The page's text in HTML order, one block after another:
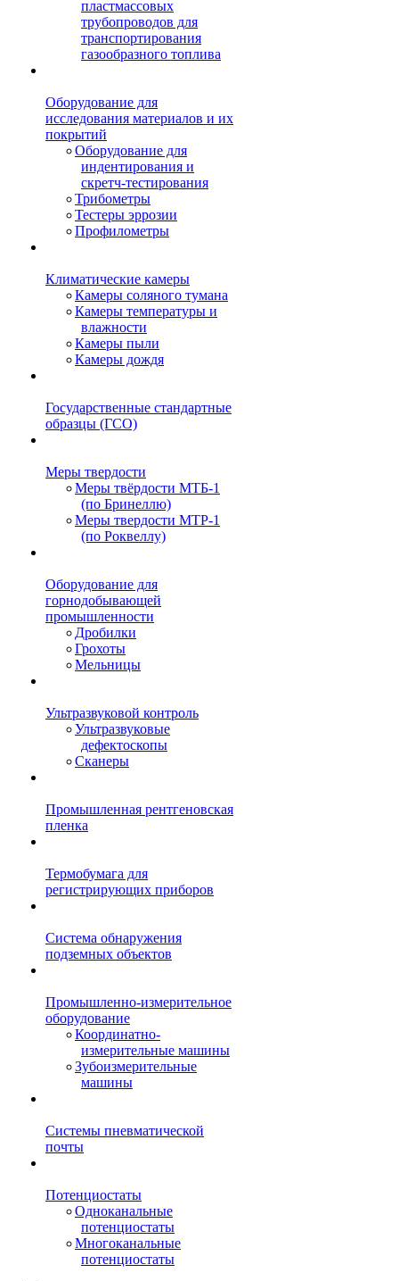
пластмассовых
трубопроводов для
транспортирования
газообразного топлива
Оборудование для
исследования материалов и их
покрытий
Оборудование для
индентирования и
скретч-тестирования
Трибометры
Тестеры эррозии
Профилометры
Климатические камеры
Камеры соляного тумана
Камеры температуры и
влажности
Камеры пыли
Камеры дождя
Государственные стандартные
образцы (ГСО)
Меры твердости
Меры твёрдости МТБ-1
(по Бринеллю)
Меры твердости МТР-1
(по Роквеллу)
Оборудование для
горнодобывающей
промышленности
Дробилки
Грохоты
Мельницы
Ультразвуковой контроль
Ультразвуковые
дефектоскопы
Сканеры
Промышленная рентгеновская
пленка
Термобумага для
регистрирующих приборов
Система обнаружения
подземных объектов
Промышленно-измерительное
оборудование
Координатно-
измерительные машины
Зубоизмерительные
машины
Системы пневматической
почты
Потенциостаты
Одноканальные
потенциостаты
Многоканальные
потенциостаты